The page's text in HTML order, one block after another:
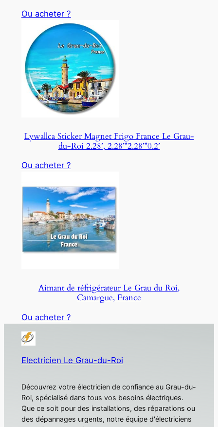
Ou acheter ?
Lywallca Sticker Magnet Frigo France Le Grau-
du-Roi 2.28′, 2.28’*2.28’*0.2′
Ou acheter ?
Aimant de réfrigérateur Le Grau du Roi,
Camargue, France
Ou acheter ?
Electricien Le Grau-du-Roi
Découvrez votre électricien de confiance au Grau-du-
Roi, spécialisé dans tous vos besoins électriques.
Que ce soit pour des installations, des réparations ou
des dépannages urgents, notre équipe d'électriciens